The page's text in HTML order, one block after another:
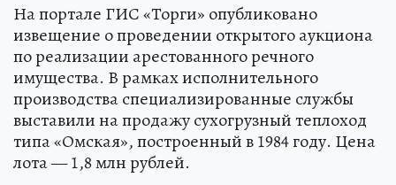
На портале ГИС «Торги» опубликовано
извещение о проведении открытого аукциона
по реализации арестованного речного
имущества. В рамках исполнительного
производства специализированные службы
выставили на продажу сухогрузный теплоход
типа «Омская», построенный в 1984 году. Цена
лота — 1,8 млн рублей.